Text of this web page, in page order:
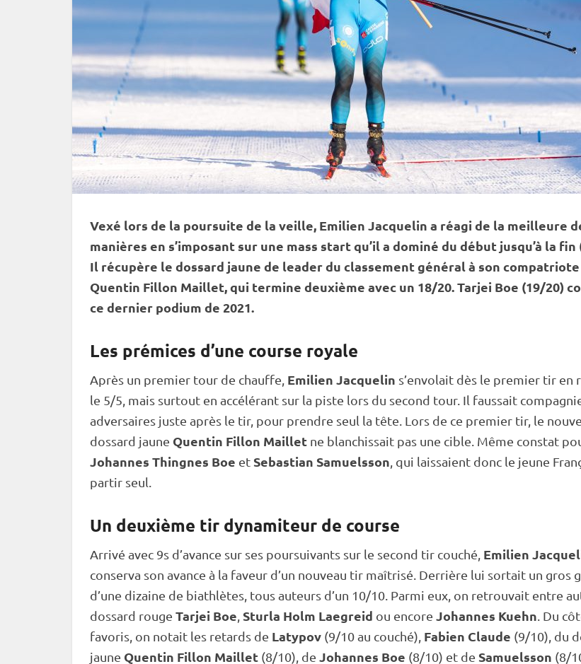
Vexé lors de la poursuite de la veille, Emilien Jacquelin a réagi de la meilleure
manières en s’imposant sur une mass startqu’il a dominé du début jusqu’à la fin
Il récupère le dossard jaune de leader du classement général à son compatriote
Quentin Fillon Maillet, qui termine deuxième avec un 18/20. Tarjei Boe (19/20)
ce dernier podium de 2021.
Les prémices d’une course royale
Après un premier tour de chauffe, Emilien Jacquelin s’envolait dès le premier tir en
le 5/5, mais surtout en accélérant sur la piste lors du second tour. Il faussait
adversaires juste après le tir, pour prendre seul la tête. Lors de ce premier tir, le
dossard jaune Quentin Fillon Maillet ne blanchissait pas une cible . Même constat
Johannes Thingnes Boe et Sebastian Samuelsson , qui laissaient donc le jeune
partir seul.
Un deuxième tir dynamiteur de course
Arrivé avec 9s d’avance sur ses poursuivants sur le second tir couché Emilien
conserva son avance à la faveur d’un nouveau tir maîtrisé. Derrière lui sortait un gros
d’une dizaine de biathlètes, tous auteurs d’un 10/10. Parmi eux, on retrouvait entre
dossard rouge Tarjei Boe Sturla Holm Laegreid ou encore Johannes Kuehn . Du
favoris, on notait les retards de Latypov (9/10 au couché), Fabien Claude (9/10), du
jaune Quentin Fillon Maillet (8/10), de Johannes Boe (8/10) et de Samuelsson (8/